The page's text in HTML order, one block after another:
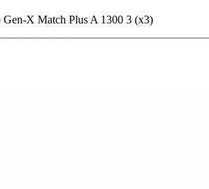
Gen-X Match Plus A 1300 3 (x3)